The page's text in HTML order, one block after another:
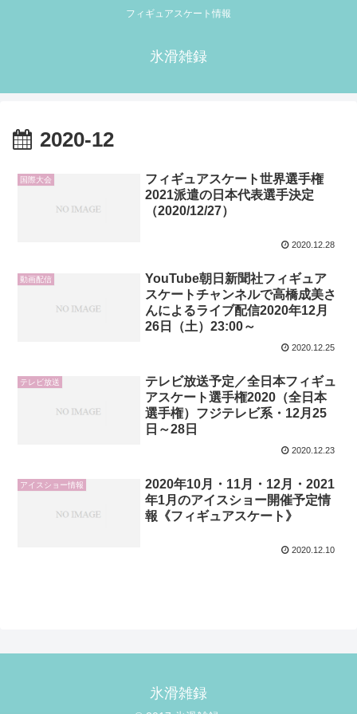
フィギュアスケート情報
氷滑雑録
2020-12
国際大会
フィギュアスケート世界選手権
2021派遣の日本代表選手決定
（2020/12/27）
2020.12.28
動画配信
YouTube朝日新聞社フィギュア
スケートチャンネルで高橋成美さ
んによるライブ配信2020年12月
26日（土）23:00～
2020.12.25
テレビ放送
テレビ放送予定／全日本フィギュ
アスケート選手権2020（全日本
選手権）フジテレビ系・12月25
日～28日
2020.12.23
アイスショー情報
2020年10月・11月・12月・2021
年1月のアイスショー開催予定情
報《フィギュアスケート》
2020.12.10
氷滑雑録